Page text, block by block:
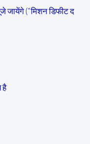
जायेंगे (“मिशन डिफीट द
है